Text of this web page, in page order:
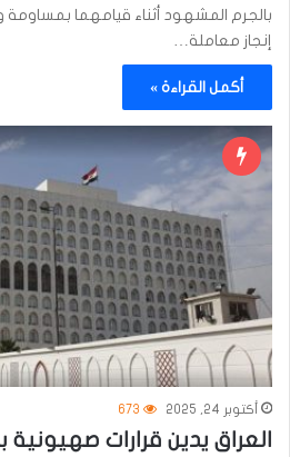
بالجرم المشهود أثناء قيامهما بمساومة
إنجاز معاملة…
أكمل القراءة »
أكتوبر 24, 2025 673
العراق يدين قرارات